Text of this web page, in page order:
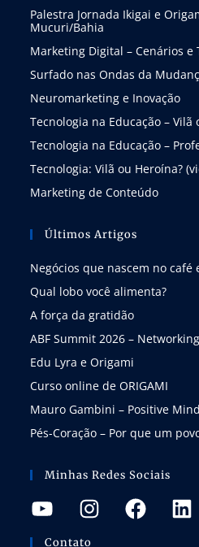
Palestra Jornada Ikigai e
Mucuri/Bahia
Marketing Digital – Cenários e
Surfado nas Ondas da
Neuromarketing e Inovação
Tecnologia na Educação – Vilã
Tecnologia na Educação –
Tecnologia: Vilã ou Heroína?
Marketing de Conteúdo
Últimos Artigos
Negócios que nascem no café
Qual lobo você alimenta?
A força da gratidão
ABF Summit 2026 –
Edu Lyra e Origami
Curso online de ORIGAMI
Mauro Gambini – Positive Mind
Pés-Coração – Por que um
Minhas Redes Sociais
Contato